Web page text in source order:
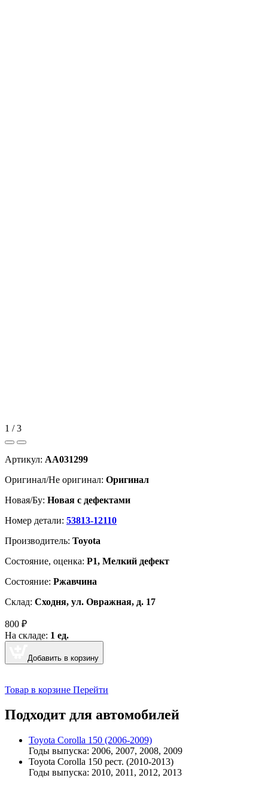
1 / 3
Артикул: AA031299
Оригинал/Не оригинал: Оригинал
Новая/Бу: Новая с дефектами
Номер детали: 53813-12110
Производитель: Toyota
Cостояние, оценка: Р1, Мелкий дефект
Состояние: Ржавчина
Склад: Сходня, ул. Овражная, д. 17
800 ₽
На складе: 1 ед.
Добавить в корзину
Товар в корзине Перейти
Подходит для автомобилей
Toyota Corolla 150 (2006-2009)
Годы выпуска: 2006, 2007, 2008, 2009
Toyota Corolla 150 рест. (2010-2013)
Годы выпуска: 2010, 2011, 2012, 2013